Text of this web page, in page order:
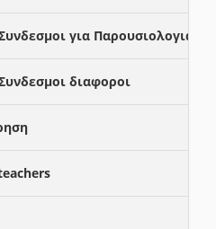
για Παρουσιολογια
διαφοροι